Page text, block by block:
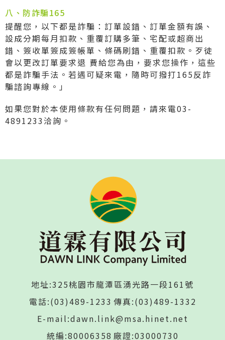
八、防詐騙165
提醒您，以下都是詐騙：訂單設錯、訂單金額有誤、
設成分期每月扣款、重覆訂購多筆、宅配或超商出
錯、簽收單簽成簽帳單、條碼刷錯、重覆扣款。歹徒
會以更改訂單要求退 費給您為由，要求您操作，這些
都是詐騙手法。若遇可疑來電，隨時可撥打165反詐
騙諮詢專線。」
如果您對於本使用條款有任何問題，請來電03-
4891233洽詢。
地址:325桃園市龍潭區湧光路一段161號
電話:(03)489-1233 傳真:(03)489-1332
E-mail:dawn.link@msa.hinet.net
統編:80006358 廠證:03000730